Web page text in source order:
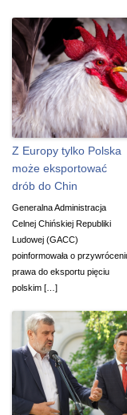
Z Europy tylko Polska
może eksportować
drób do Chin
Generalna Administracja
Celnej Chińskiej Republiki
Ludowej (GACC)
poinformowała o
prawa do eksportu pięciu
polskim […]